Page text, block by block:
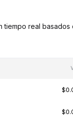
tiempo real basados